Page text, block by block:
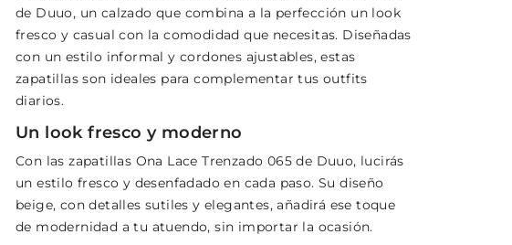
de Duuo, un calzado que combina a la perfección un look
fresco y casual con la comodidad que necesitas. Diseñadas
con un estilo informal y cordones ajustables, estas
zapatillas son ideales para complementar tus outfits
diarios.
Un look fresco y moderno
Con las zapatillas Ona Lace Trenzado 065 de Duuo, lucirás
un estilo fresco y desenfadado en cada paso. Su diseño
beige, con detalles sutiles y elegantes, añadirá ese toque
de modernidad a tu atuendo, sin importar la ocasión.